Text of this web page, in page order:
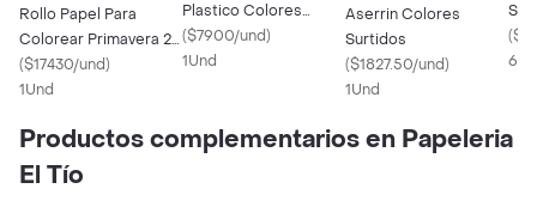
Rollo Papel Para
Colorear Primavera 2
Metros Modelos
Surtidos
($17430/und)
1Und
Plastico Colores
Surtidos X 1
($7900/und)
1Und
Aserrin Colores
Surtidos
($1827.50/und)
1Und
(
Productos complementarios en Papeleria
El Tío